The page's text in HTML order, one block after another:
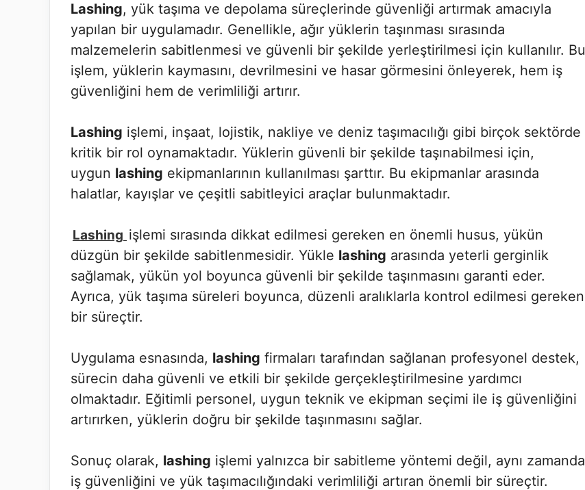
Lashing, yük taşıma ve depolama süreçlerinde güvenliği artırmak amacıyla
yapılan bir uygulamadır. Genellikle, ağır yüklerin taşınması sırasında
malzemelerin sabitlenmesi ve güvenli bir şekilde yerleştirilmesi için kullanılır. Bu
işlem, yüklerin kaymasını, devrilmesini ve hasar görmesini önleyerek, hem iş
güvenliğini hem de verimliliği artırır.
Lashing işlemi, inşaat, lojistik, nakliye ve deniz taşımacılığı gibi birçok sektörde
kritik bir rol oynamaktadır. Yüklerin güvenli bir şekilde taşınabilmesi için,
uygun lashing ekipmanlarının kullanılması şarttır. Bu ekipmanlar arasında
halatlar, kayışlar ve çeşitli sabitleyici araçlar bulunmaktadır.
Lashing işlemi sırasında dikkat edilmesi gereken en önemli husus, yükün
düzgün bir şekilde sabitlenmesidir. Yükle lashing arasında yeterli gerginlik
sağlamak, yükün yol boyunca güvenli bir şekilde taşınmasını garanti eder.
Ayrıca, yük taşıma süreleri boyunca, düzenli aralıklarla kontrol edilmesi gereken
bir süreçtir.
Uygulama esnasında, lashing firmaları tarafından sağlanan profesyonel destek,
sürecin daha güvenli ve etkili bir şekilde gerçekleştirilmesine yardımcı
olmaktadır. Eğitimli personel, uygun teknik ve ekipman seçimi ile iş güvenliğini
artırırken, yüklerin doğru bir şekilde taşınmasını sağlar.
Sonuç olarak, lashing işlemi yalnızca bir sabitleme yöntemi değil, aynı zamanda
iş güvenliğini ve yük taşımacılığındaki verimliliği artıran önemli bir süreçtir.